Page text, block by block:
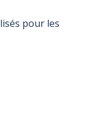
pour les